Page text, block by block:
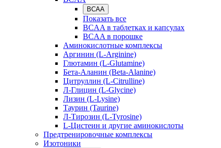
BCAA
Показать все
BCAA в таблетках и капсулах
BCAA в порошке
Аминокислотные комплексы
Аргинин (L-Arginine)
Глютамин (L-Glutamine)
Бета-Аланин (Beta-Alanine)
Цитруллин (L-Citrulline)
Л-Глицин (L-Glycine)
Лизин (L-Lysine)
Таурин (Taurine)
Л-Тирозин (L-Tyrosine)
L-Цистеин и другие аминокислоты
Предтренировочные комплексы
Изотоники